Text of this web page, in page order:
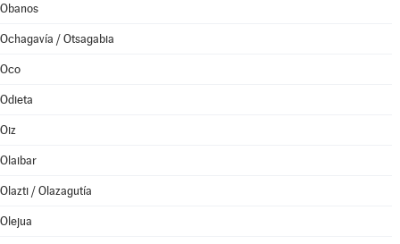
Obanos
Ochagavía / Otsagabia
Oco
Odieta
Oiz
Olaibar
Olazti / Olazagutía
Olejua